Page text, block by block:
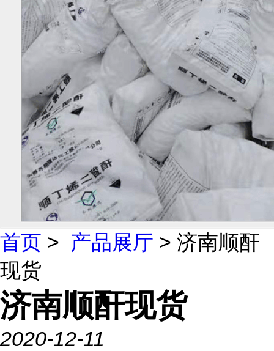
首页 > 产品展厅 > 济南顺酐
现货
济南顺酐现货
2020-12-11